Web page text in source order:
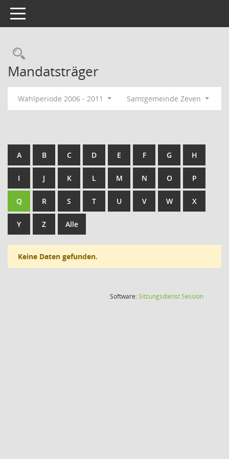
Toggle navigation
Rechercheauswahl
Mandatsträger
Wahlperiode 2006 - 2011 Samtgemeinde Zeven
A B C D E F G H
I J K L M N O P
Q R S T U V W X
Y Z Alle
Keine Daten gefunden.
Software:SitzungsdienstSession(Wird in